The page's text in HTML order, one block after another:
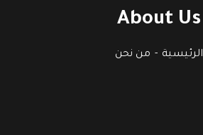
About Us
الرئيسية من نحن